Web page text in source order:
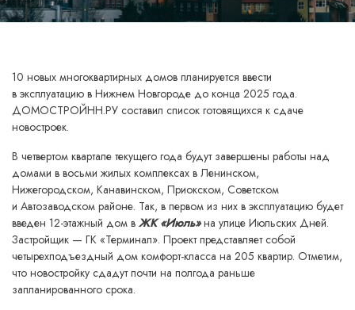
10 новых многоквартирных домов планируется ввести
в эксплуатацию в Нижнем Новгороде до конца 2025 года.
ДОМОСТРОЙНН.РУ составил список готовящихся к сдаче
новостроек.
В четвертом квартале текущего года будут завершены работы над
домами в восьми жилых комплексах в Ленинском,
Нижегородском, Канавинском, Приокском, Советском
и Автозаводском районе. Так, в первом из них в эксплуатацию будет
введен 12-этажный дом в ЖК «Июль»на улице Июльских Дней.
Застройщик — ГК «Терминал». Проект представляет собой
четырехподъездный дом комфорт-класса на 205 квартир. Отметим,
что новостройку сдадут почти на полгода раньше
запланированного срока.